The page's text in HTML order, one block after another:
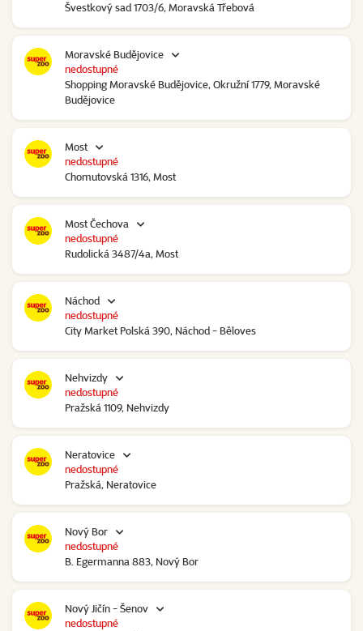
Švestkový sad 1703/6, Moravská Třebová
Moravské Budějovice
Shopping Moravské Budějovice, Okružní 1779, Moravské
Budějovice
nedostupné
Most
Chomutovská 1316, Most
nedostupné
Most Čechova
Rudolická 3487/4a, Most
nedostupné
Náchod
City Market Polská 390, Náchod - Běloves
nedostupné
Nehvizdy
Pražská 1109, Nehvizdy
nedostupné
Neratovice
Pražská, Neratovice
nedostupné
Nový Bor
B. Egermanna 883, Nový Bor
nedostupné
Nový Jičín - Šenov
nedostupné